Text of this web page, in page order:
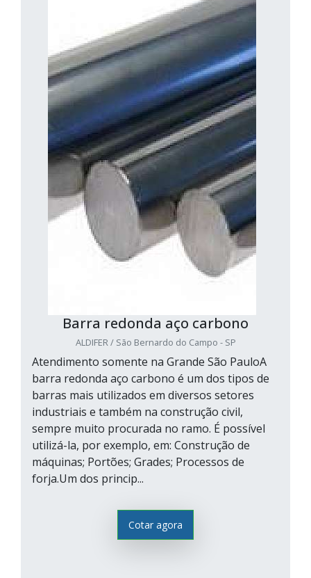
Barra redonda aço carbono
ALDIFER / São Bernardo do Campo - SP
Atendimento somente na Grande São PauloA
barra redonda aço carbono é um dos tipos de
barras mais utilizados em diversos setores
industriais e também na construção civil,
sempre muito procurada no ramo. É possível
utilizá-la, por exemplo, em: Construção de
máquinas; Portões; Grades; Processos de
forja.Um dos princip...
Cotar agora